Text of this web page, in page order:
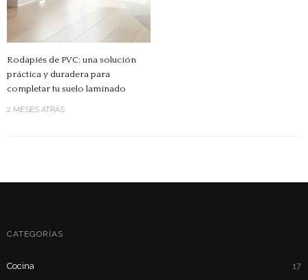
Rodapiés de PVC: una solución
práctica y duradera para
completar tu suelo laminado
2 MESES ATRÁS
CATEGORÍAS
Cocina 17